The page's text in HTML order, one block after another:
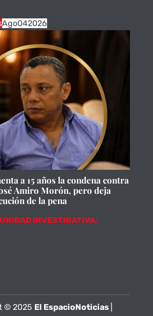
Ago042026
a 15 años la condena contra
Amiro Morón, pero deja
de la pena
UNIDAD INVESTIGATIVA,
© 2025 El EspacioNoticias